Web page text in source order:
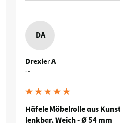
DA
Drexler A
""
Häfele Möbelrolle aus
lenkbar, Weich - Ø 54 mm